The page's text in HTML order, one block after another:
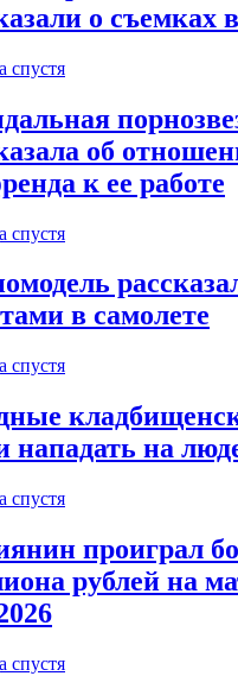
о съемках
спустя
об
к ее работе
спустя
в самолете
спустя
нападать на
спустя
проиграл
рублей на
спустя